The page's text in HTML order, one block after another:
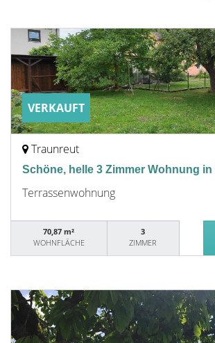
VERKAUFT
Traunreut
Schöne, helle 3 Zimmer Wohnung
Terrassenwohnung
70,87 m²
WOHNFLÄCHE
3
ZIMMER